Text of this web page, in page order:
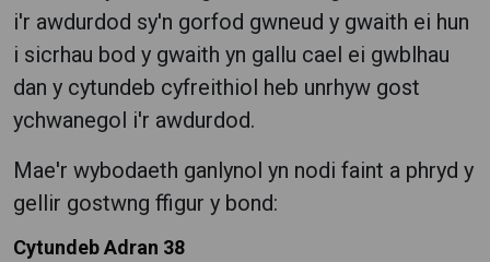
i'r awdurdod sy'n gorfod gwneud y gwaith ei hun
i sicrhau bod y gwaith yn gallu cael ei gwblhau
dan y cytundeb cyfreithiol heb unrhyw gost
ychwanegol i'r awdurdod.
Mae'r wybodaeth ganlynol yn nodi faint a phryd y
gellir gostwng ffigur y bond:
Cytundeb Adran 38